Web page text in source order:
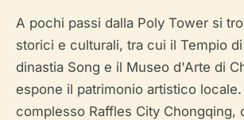
A pochi passi dalla Poly Tower si
storici e culturali, tra cui il Tempio
dinastia Song e il Museo d'Arte di
espone il patrimonio artistico
complesso Raffles City Chongqing,